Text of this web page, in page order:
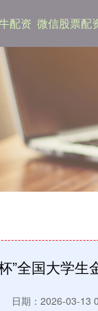
配资 微信股票配
”全国大学生
日期：2026-03-13